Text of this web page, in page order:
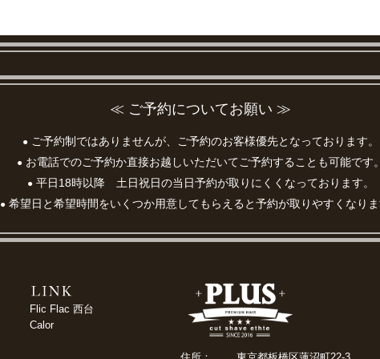
≪ ご予約についてお願い ≫
●ご予約制ではありませんが、ご予約のお客様優先となっております。
●お電話でのご予約か直接お越しいただいてご予約することも可能です
●平日18時以降 土日祝日の当日予約が取りにくくなっております。
●希望日と希望時間をいくつか用意してもらえると予約が取りやすくなり
Flic Flac 西台
Calor